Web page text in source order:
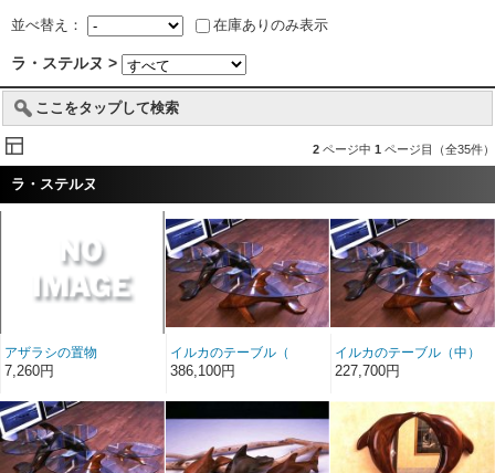
並べ替え： 在庫ありのみ表示
ラ・ステルヌ >
ここをタップして検索
2 ページ中 1 ページ目（全35件）
ラ・ステルヌ
アザラシの置物
7,260円
イルカのテーブル（
大）
386,100円
イルカのテーブル（中）
227,700円